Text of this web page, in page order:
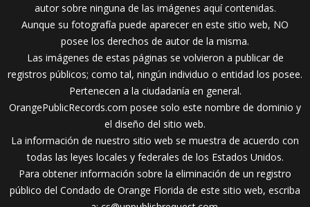
autor sobre ninguna de las imágenes aquí contenidas.
Aunque su fotografía puede aparecer en este sitio web, NO
posee los derechos de autor de la misma.
Las imágenes de estas páginas se volvieron a publicar de
registros públicos; como tal, ningún individuo o entidad los posee.
Pertenecen a la ciudadanía en general.
OrangePublicRecords.com posee solo este nombre de dominio y
el diseño del sitio web.
La información de nuestro sitio web se muestra de acuerdo con
todas las leyes locales y federales de los Estados Unidos.
Para obtener información sobre la eliminación de un registro
público del Condado de Orange Florida de este sitio web, escriba